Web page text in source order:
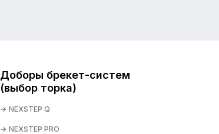
Доборы брекет-систем
(выбор торка)
NEXSTEP Q
NEXSTEP PRO